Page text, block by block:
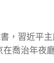
，習近平
喬治年夜